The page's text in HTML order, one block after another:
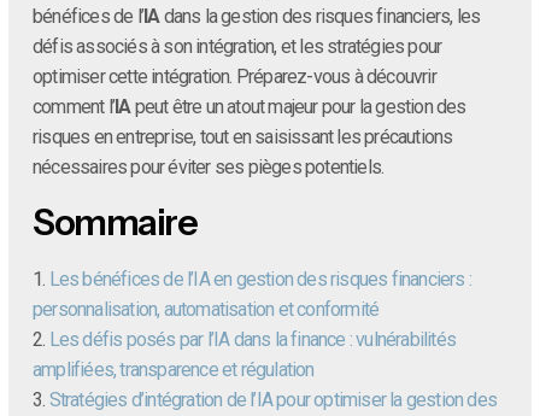
bénéfices de l’IAdans la gestion des risques financiers, les
défis associés à son intégration, et les stratégies pour
optimiser cette intégration. Préparez-vous à découvrir
comment l’IApeut être un atout majeur pour la gestion des
risques en entreprise, tout en saisissant les précautions
nécessaires pour éviter ses pièges potentiels.
Sommaire
1. Les bénéfices de l’IA en gestion des risques financiers :
personnalisation, automatisation et conformité
2. Les défis posés par l’IA dans la finance : vulnérabilités
amplifiées, transparence et régulation
3. Stratégies d’intégration de l’IA pour optimiser la gestion des